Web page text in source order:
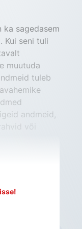
ka sagedasem
Kui seni tuli
muutuda
tuleb
andmeid,
või